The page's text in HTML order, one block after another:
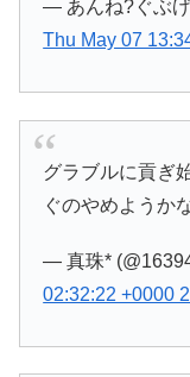
— あんね?ぐぶ
Thu May 07
グラブルに貢ぎ
ぐのやめようか
— 真珠*
02:32:22 +0000